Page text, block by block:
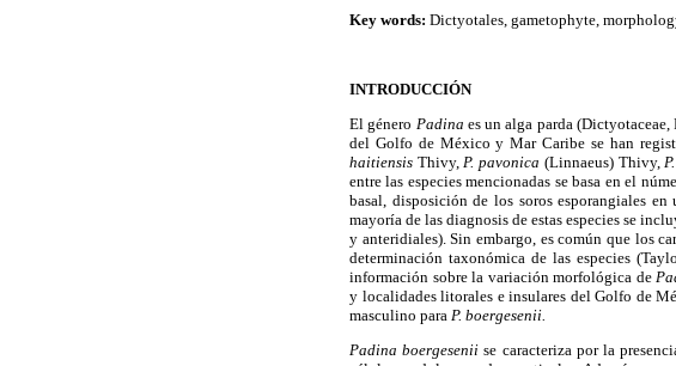
Key words: Dictyotales, gametophyte,
INTRODUCCIÓN
El género Padina es un alga parda
del Golfo de México y Mar Caribe se han
haitiensis Thivy,P. pavonica (Linnaeus) Thivy,
entre las especies mencionadas se basa en el
basal, disposición de los soros esporangiales
mayoría de las diagnosis de estas especies se
y anteridiales). Sin embargo, es común que los
determinación taxonómica de las especies
información sobre la variación morfológica de
y localidades litorales e insulares del Golfo de
masculino para P. boergesenii.
Padina boergesenii se caracteriza por la